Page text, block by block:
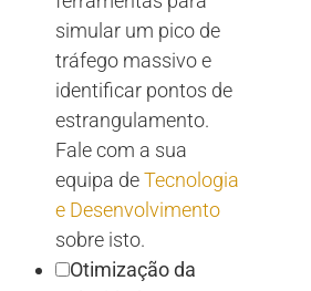
simular um pico de
tráfego massivo e
identificar pontos de
estrangulamento.
Fale com a sua
equipa deTecnologia
e Desenvolvimento
sobre isto.
Otimização da